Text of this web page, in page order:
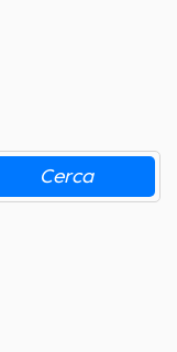
Cerca